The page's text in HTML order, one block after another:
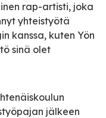
rap-artisti, joka
yhteistyötä
kanssa, kuten Yön
sinä olet
jälkeen